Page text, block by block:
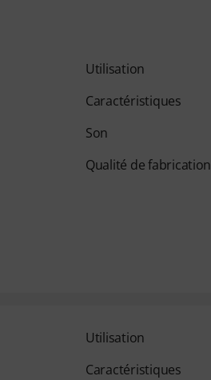
Utilisation
Caractéristiques
Son
Qualité de fabrication
Utilisation
Caractéristiques